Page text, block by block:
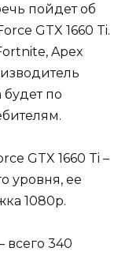
пойдет об
GTX 1660 Ti.
Apex
будет по
GTX 1660 Ti –
уровня, ее
1080p.
всего 340